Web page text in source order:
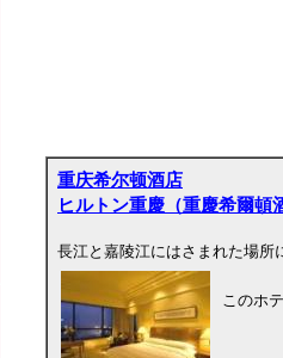
重庆希尔顿酒店
ヒルトン重慶（重慶希爾頓
長江と嘉陵江にはさまれた場所
このホ